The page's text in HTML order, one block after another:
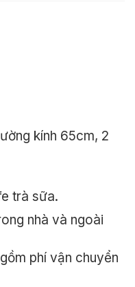
kính 65cm, 2
trà sữa.
nhà và ngoài
phí vận chuyển